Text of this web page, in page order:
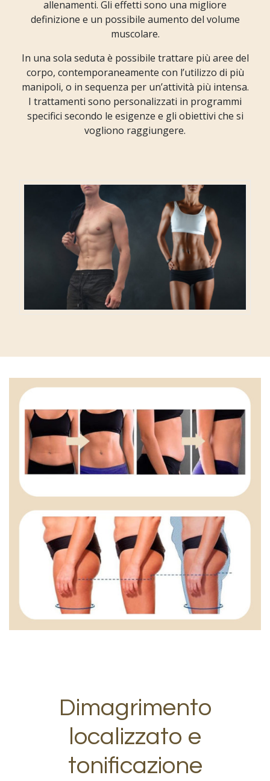
allenamenti. Gli effetti sono una migliore
definizione e un possibile aumento del volume
muscolare.
In una sola seduta è possibile trattare più aree del
corpo, contemporaneamente con l’utilizzo di più
manipoli, o in sequenza per un’attività più intensa.
I trattamenti sono personalizzati in programmi
specifici secondo le esigenze e gli obiettivi che si
vogliono raggiungere.
Dimagrimento
localizzato e
tonificazione